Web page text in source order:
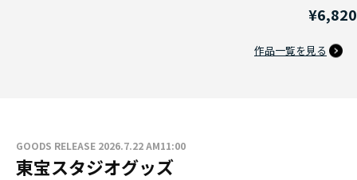
¥6,820
作品一覧を見る
GOODS RELEASE 2026.7.22 AM11:00
東宝スタジオグッズ